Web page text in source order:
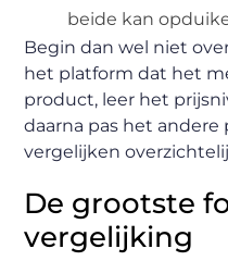
beide kan
Begin dan wel niet
het platform dat het
product, leer het
daarna pas het andere
vergelijken
De grootste
vergelijking